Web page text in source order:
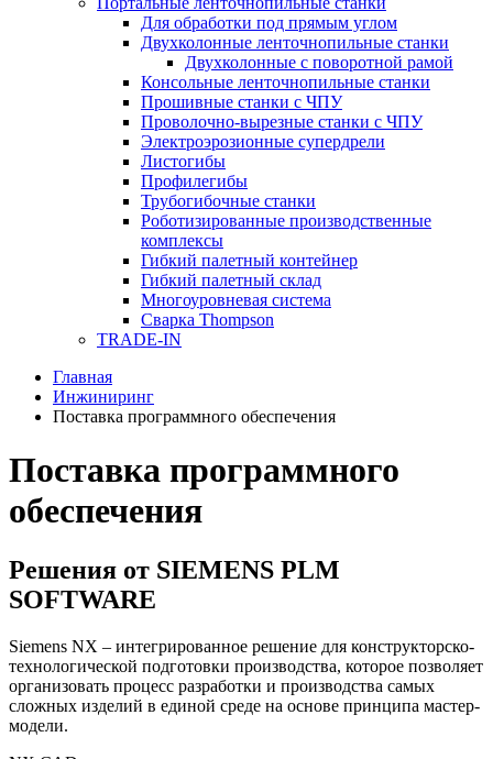
Для обработки под прямым углом
Двухколонные ленточнопильные станки
Двухколонные с поворотной рамой
Консольные ленточнопильные станки
Прошивные станки с ЧПУ
Проволочно-вырезные станки с ЧПУ
Электроэрозионные супердрели
Листогибы
Профилегибы
Трубогибочные станки
Роботизированные производственные
комплексы
Гибкий палетный контейнер
Гибкий палетный склад
Многоуровневая система
Сварка Thompson
TRADE-IN
Главная
Инжиниринг
Поставка программного обеспечения
Поставка программного
обеспечения
Решения от SIEMENS PLM
SOFTWARE
Siemens NX – интегрированное решение для конструкторско-
технологической подготовки производства, которое позволяет
организовать процесс разработки и производства самых
сложных изделий в единой среде на основе принципа мастер-
модели.